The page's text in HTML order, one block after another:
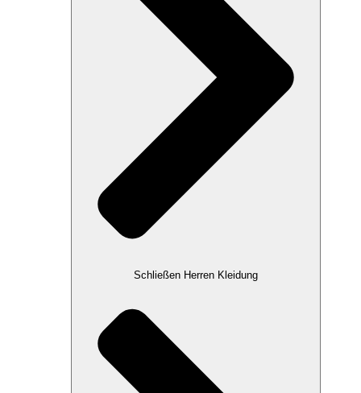
Schließen Herren Kleidung